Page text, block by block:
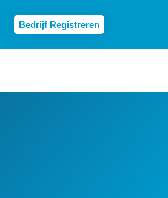
Bedrijf Registreren